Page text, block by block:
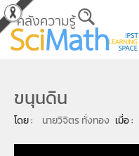
Skip to main content
ขนุนดิน
โดย : นายวิจิตร ทั่งทอง เมื่อ :